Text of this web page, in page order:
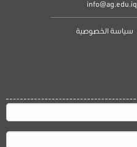
info@ag.edu.iq
سياسة الخصوصية